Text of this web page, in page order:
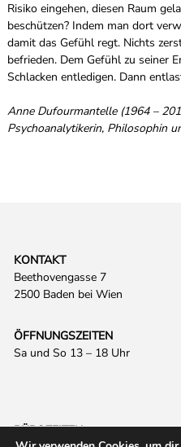
Risiko eingehen, diesen Raum
beschützen? Indem man dort
damit das Gefühl regt. Nichts
befrieden. Dem Gefühl zu seiner
Schlacken entledigen. Dann
Anne Dufourmantelle (1964 –
Psychoanalytikerin, Philosophin
KONTAKT
Beethovengasse 7
2500 Baden bei Wien
ÖFFNUNGSZEITEN
Sa und So 13 – 18 Uhr
BÜROZEITEN